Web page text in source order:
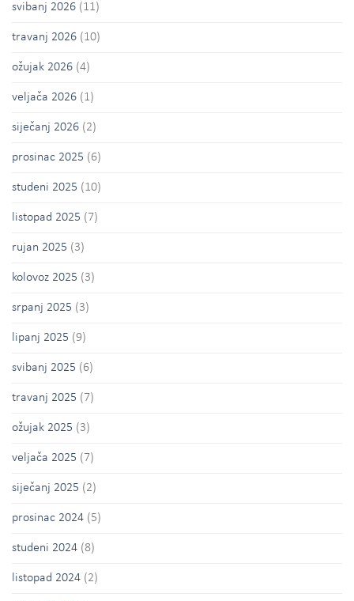
svibanj 2026 (11)
travanj 2026 (10)
ožujak 2026 (4)
veljača 2026 (1)
siječanj 2026 (2)
prosinac 2025 (6)
studeni 2025 (10)
listopad 2025 (7)
rujan 2025 (3)
kolovoz 2025 (3)
srpanj 2025 (3)
lipanj 2025 (9)
svibanj 2025 (6)
travanj 2025 (7)
ožujak 2025 (3)
veljača 2025 (7)
siječanj 2025 (2)
prosinac 2024 (5)
studeni 2024 (8)
listopad 2024 (2)